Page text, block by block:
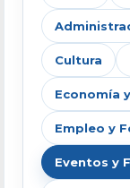
Cultura
Economía
Empleo y
Eventos y